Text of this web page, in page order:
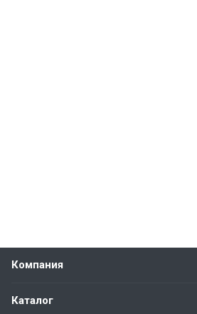
Компания
Каталог